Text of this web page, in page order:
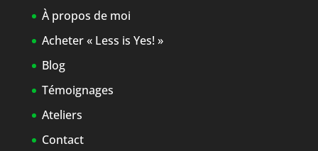
À propos de moi
Acheter « Less is Yes! »
Blog
Témoignages
Ateliers
Contact